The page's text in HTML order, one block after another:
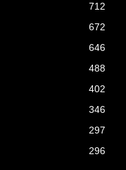
712
672
646
488
402
346
297
296